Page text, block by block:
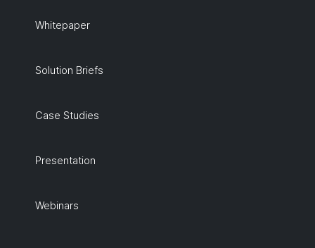
Whitepaper
Solution Briefs
Case Studies
Presentation
Webinars